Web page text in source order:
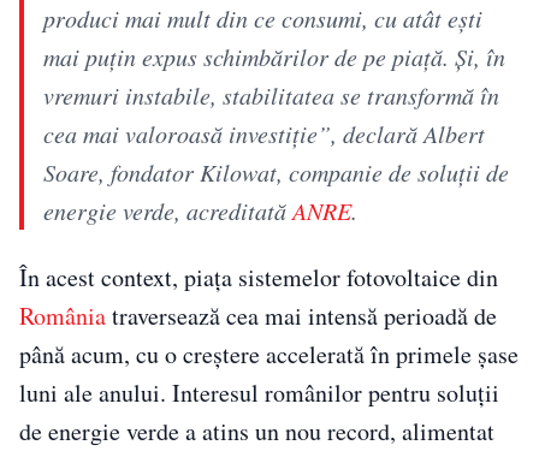
produci mai mult din ce consumi, cu atât ești
mai puțin expus schimbărilor de pe piață. Și, în
vremuri instabile, stabilitatea se transformă în
cea mai valoroasă investiție”, declară Albert
Soare, fondator Kilowat, companie de soluții de
energie verde, acreditatăANRE.
În acest context, piața sistemelor fotovoltaice din
Româniatraversează cea mai intensă perioadă de
până acum, cu o creștere accelerată în primele șase
luni ale anului. Interesul românilor pentru soluții
de energie verde a atins un nou record, alimentat